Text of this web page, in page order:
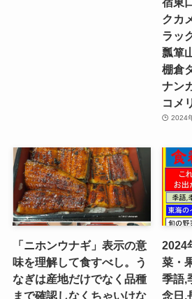
クカ
ラッ
瓢箪
棚倉
ナン
コメ
2024
「ニホンウナギ」表示の意
味を理解して食すべし。う
なぎは産地だけでなく品種
まで確認しなくちゃいけな
2024
菜・
季語,
念日,